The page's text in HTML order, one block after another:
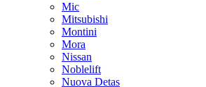
Mic
Mitsubishi
Montini
Mora
Nissan
Noblelift
Nuova Detas